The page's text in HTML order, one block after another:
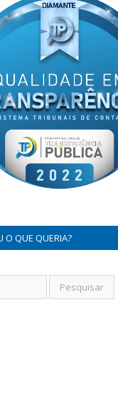
O QUE QUERIA?